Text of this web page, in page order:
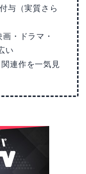
付与（実質さら
・ドラマ・
い
連作を一気見